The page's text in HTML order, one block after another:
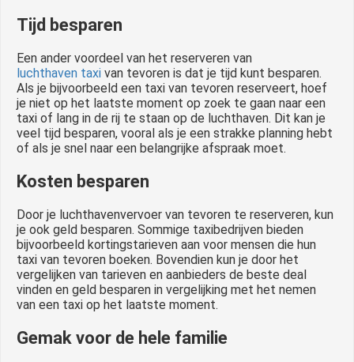
Tijd besparen
Een ander voordeel van het reserveren van
luchthaven taxi van tevoren is dat je tijd kunt besparen.
Als je bijvoorbeeld een taxi van tevoren reserveert, hoef
je niet op het laatste moment op zoek te gaan naar een
taxi of lang in de rij te staan op de luchthaven. Dit kan je
veel tijd besparen, vooral als je een strakke planning hebt
of als je snel naar een belangrijke afspraak moet.
Kosten besparen
Door je luchthavenvervoer van tevoren te reserveren, kun
je ook geld besparen. Sommige taxibedrijven bieden
bijvoorbeeld kortingstarieven aan voor mensen die hun
taxi van tevoren boeken. Bovendien kun je door het
vergelijken van tarieven en aanbieders de beste deal
vinden en geld besparen in vergelijking met het nemen
van een taxi op het laatste moment.
Gemak voor de hele familie